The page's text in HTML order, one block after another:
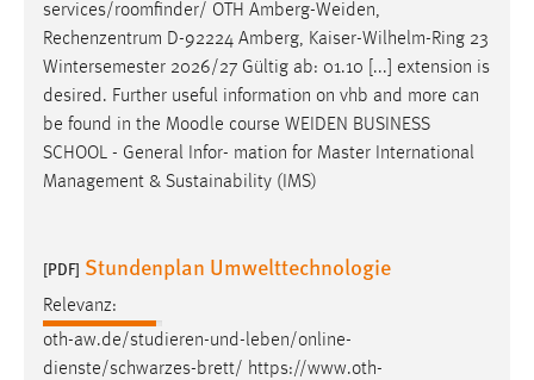
services/roomfinder/ OTH Amberg-Weiden,
Rechenzentrum D-92224 Amberg, Kaiser-Wilhelm-Ring 23
Wintersemester 2026/27 Gültig ab: 01.10 [...] extension is
desired. Further useful information on vhb and more can
be found in the Moodle course WEIDEN BUSINESS
SCHOOL - General Infor- mation for Master International
Management & Sustainability (IMS)
[PDF] Stundenplan Umwelttechnologie
Relevanz:
oth-aw.de/studieren-und-leben/online-
dienste/schwarzes-brett/ https://www.oth-